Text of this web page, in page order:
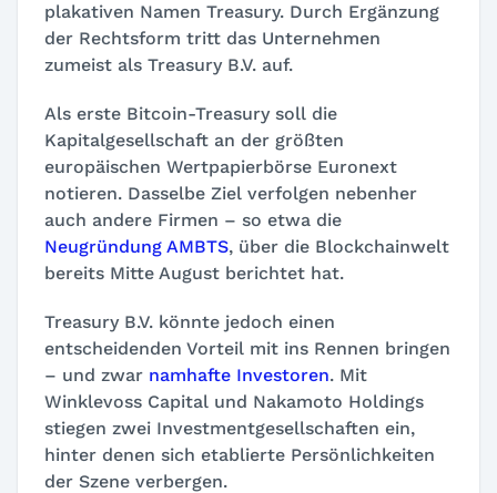
plakativen Namen Treasury. Durch Ergänzung
der Rechtsform tritt das Unternehmen
zumeist als Treasury B.V. auf.
Als erste Bitcoin-Treasury soll die
Kapitalgesellschaft an der größten
europäischen Wertpapierbörse Euronext
notieren. Dasselbe Ziel verfolgen nebenher
auch andere Firmen – so etwa die
Neugründung AMBTS, über die Blockchainwelt
bereits Mitte August berichtet hat.
Treasury B.V. könnte jedoch einen
entscheidenden Vorteil mit ins Rennen bringen
– und zwar namhafte Investoren. Mit
Winklevoss Capital und Nakamoto Holdings
stiegen zwei Investmentgesellschaften ein,
hinter denen sich etablierte Persönlichkeiten
der Szene verbergen.